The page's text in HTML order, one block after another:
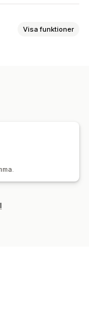
Visa funktioner